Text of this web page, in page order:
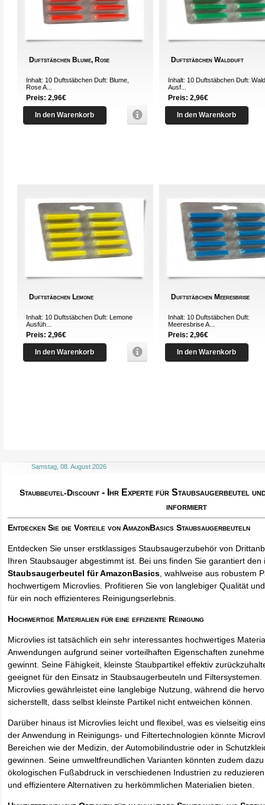
Duftstäbchen Blume, Rose
Inhalt: 10 Duftstäbchen Duft: Blume,
Rose A...
Preis: 2,96€
In den Warenkorb
Duftstäbchen Waldduft
Inhalt: 10 Duftstäbchen Duft:
Ausf...
Preis: 2,96€
In den Warenkorb
Duftstäbchen Lemone
Inhalt: 10 Duftstäbchen Duft: Lemone
Ausfüh...
Preis: 2,96€
In den Warenkorb
Duftstäbchen Meeresbrise
Inhalt: 10 Duftstäbchen Duft:
Meeresbrise A...
Preis: 2,96€
In den Warenkorb
Samstag, 08. August 2026
Staubbeutel-Discount - Ihr Experte für Staubsaugerbeutel
informiert
Entdecken Sie die Vorteile von AmazonBasics Staubsaugerbeuteln
Entdecken Sie unser erstklassiges Staubsaugerzubehör von
Ihren Staubsauger abgestimmt ist. Bei uns finden Sie garantiert den
Staubsaugerbeutel für AmazonBasics, wahlweise aus robustem
hochwertigem Microvlies. Profitieren Sie von langlebiger Qualität
für ein noch effizienteres Reinigungserlebnis.
Hochwertige Materialien für eine effiziente Reinigung
Microvlies ist tatsächlich ein sehr interessantes hochwertiges
Anwendungen aufgrund seiner vorteilhaften Eigenschaften
gewinnt. Seine Fähigkeit, kleinste Staubpartikel effektiv
geeignet für den Einsatz in Staubsaugerbeuteln und
Microvlies gewährleistet eine langlebige Nutzung, während die
sicherstellt, dass selbst kleinste Partikel nicht entweichen können.
Darüber hinaus ist Microvlies leicht und flexibel, was es vielseitig
der Anwendung in Reinigungs- und Filtertechnologien könnte
Bereichen wie der Medizin, der Automobilindustrie oder in
gewinnen. Seine umweltfreundlichen Varianten könnten zudem
ökologischen Fußabdruck in verschiedenen Industrien zu
und effizientere Alternativen zu herkömmlichen Materialien bieten.